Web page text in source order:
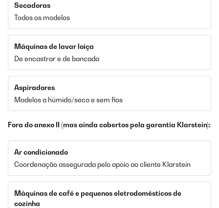
Secadoras
Todos os modelos
Máquinas de lavar loiça
De encastrar e de bancada
Aspiradores
Modelos a húmido/seco e sem fios
Fora do anexo II (mas ainda cobertos pela garantia Klarstein):
Ar condicionado
Coordenação assegurada pelo apoio ao cliente Klarstein
Máquinas de café e pequenos eletrodomésticos de
cozinha